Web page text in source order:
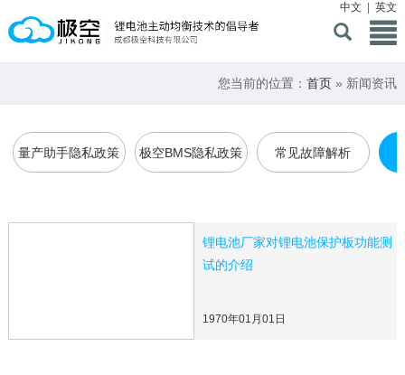
中文 |英文
您当前的位置：首页 » 新闻资讯
量产助手隐私政策 极空BMS隐私政策 常见故障解析
锂电池厂家对锂电池保护板功能测
试的介绍
1970年01月01日